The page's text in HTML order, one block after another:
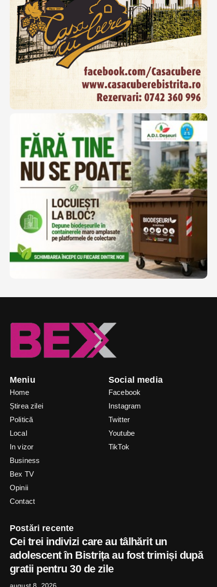
Meniu
Home
Știrea zilei
Politică
Local
In vizor
Business
Bex TV
Opinii
Contact
Social media
Facebook
Instagram
Twitter
Youtube
TikTok
Postări recente
Cei trei indivizi care au tâlhărit un
adolescent în Bistrița au fost trimiși după
gratii pentru 30 de zile